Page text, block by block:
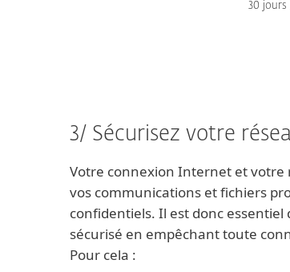
30 jours
3/ Sécurisez votre
Votre connexion Internet et votre
vos communications et fichiers
confidentiels. Il est donc
sécurisé en empêchant toute
Pour cela :